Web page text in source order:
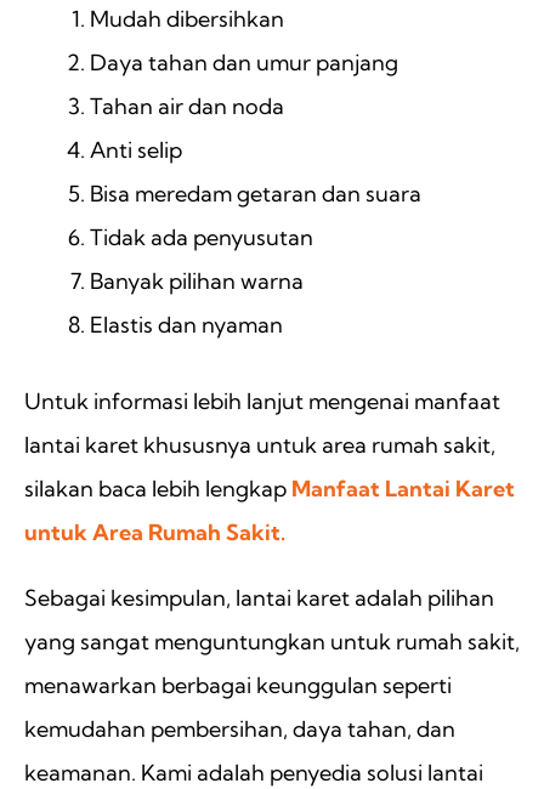
Mudah dibersihkan
Daya tahan dan umur panjang
Tahan air dan noda
Anti selip
Bisa meredam getaran dan suara
Tidak ada penyusutan
Banyak pilihan warna
Elastis dan nyaman
Untuk informasi lebih lanjut mengenai manfaat
lantai karet khususnya untuk area rumah sakit,
silakan baca lebih lengkap Manfaat Lantai Karet
untuk Area Rumah Sakit.
Sebagai kesimpulan, lantai karet adalah pilihan
yang sangat menguntungkan untuk rumah sakit,
menawarkan berbagai keunggulan seperti
kemudahan pembersihan, daya tahan, dan
keamanan. Kami adalah penyedia solusi lantai